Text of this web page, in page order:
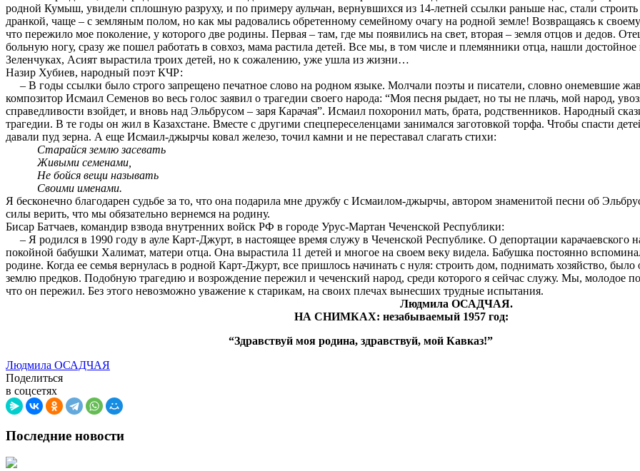
родной Кумыш, увидели сплошную разруху, и по примеру аульчан, вернувшихся из 14-летней ссылки раньше нас, стали
дранкой, чаще – с земляным полом, но как мы радовались обретенному семейному очагу на родной земле! Возвращаясь к
что пережило мое поколение, у которого две родины. Первая – там, где мы появились на свет, вторая – земля отцов и дедов.
больную ногу, сразу же пошел работать в совхоз, мама растила детей. Все мы, в том числе и племянники отца, нашли
Зеленчуках, Асият вырастила троих детей, но к сожалению, уже ушла из жизни…
Назир Хубиев, народный поэт КЧР:
– В годы ссылки было строго запрещено печатное слово на родном языке. Молчали поэты и писатели, словно онемевшие
композитор Исмаил Семенов во весь голос заявил о трагедии своего народа: “Моя песня рыдает, но ты не плачь, мой народ,
справедливости взойдет, и вновь над Эльбрусом – заря Карачая”. Исмаил похоронил мать, брата, родственников. Народный
трагедии. В те годы он жил в Казахстане. Вместе с другими спецпереселенцами занимался заготовкой торфа. Чтобы спасти
давали пуд зерна. А еще Исмаил-джырчы ковал железо, точил камни и не переставал слагать стихи:
Старайся землю засевать
Живыми семенами,
Не бойся вещи называть
Своими именами.
Я бесконечно благодарен судьбе за то, что она подарила мне дружбу с Исмаилом-джырчы, автором знаменитой песни об
силы верить, что мы обязательно вернемся на родину.
Бисар Батчаев, командир взвода внутренних войск РФ в городе Урус-Мартан Чеченской Республики:
– Я родился в 1990 году в ауле Карт-Джурт, в настоящее время служу в Чеченской Республике. О депортации
покойной бабушки Халимат, матери отца. Она вырастила 11 детей и многое на своем веку видела. Бабушка постоянно
родине. Когда ее семья вернулась в родной Карт-Джурт, все пришлось начинать с нуля: строить дом, поднимать хозяйство,
землю предков. Подобную трагедию и возрождение пережил и чеченский народ, среди которого я сейчас служу. Мы, молодое
что он пережил. Без этого невозможно уважение к старикам, на своих плечах вынесших трудные испытания.
Людмила ОСАДЧАЯ.
НА СНИМКАХ: незабываемый 1957 год:
“Здравствуй моя родина, здравствуй, мой Кавказ!”
Людмила ОСАДЧАЯ
Поделиться
в соцсетях
Последние новости